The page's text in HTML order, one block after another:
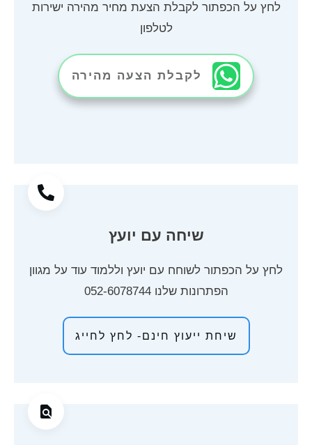
לחץ על הכפתור לקבלת הצעת מחיר מהירה ישירות
לטלפון
לקבלת הצעה מהירה
שיחה עם יועץ
לחץ על הכפתור לשוחח עם יועץ וללמוד עוד על מגוון
הפתרונות שלנו052-6078744
שיחת ייעוץ חינם- לחץ לחייג